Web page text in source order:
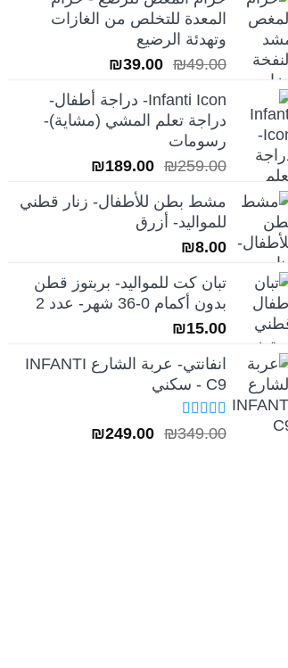
المعدة للتخلص من الغازات
وتهدئة الرضيع
₪49.00
السعر
هو:
₪49.00.
₪39.00
السعر
هو:
₪39.00.
Infanti Icon- دراجة أطفال-
دراجة تعلم المشي (مشاية)-
رسومات
₪259.00
السعر
هو:
₪259.00.
₪189.00
السعر
هو:
مشط بطن للأطفال- زنار قطني
للمواليد- أزرق
₪8.00
تبان كت للمواليد- بربتوز قطن
بدون أكمام 0-36 شهر- عدد 2
₪15.00
انفانتي- عربة الشارع INFANTI
C9 - سكني
تم التقييم
5.00 من 5
₪349.00
السعر ₪249.00
السعر